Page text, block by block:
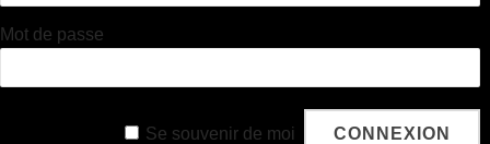
Mot de passe
Se souvenir de moi